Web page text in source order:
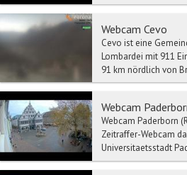
Webcam Cevo
Cevo ist eine
Lombardei mit 911
91 km nördlich von
Valcamonica...
Webcam
Webcam Paderborn
Zeitraffer-Webcam
Universitaetsstadt